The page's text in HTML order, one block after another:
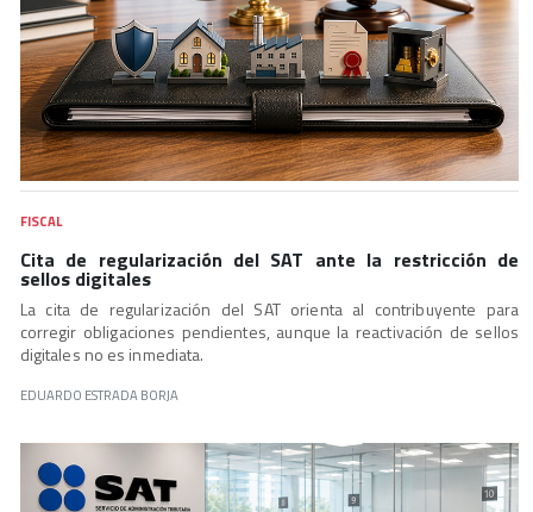
FISCAL
Cita de regularización del SAT ante la restricción de
sellos digitales
La cita de regularización del SAT orienta al contribuyente para
corregir obligaciones pendientes, aunque la reactivación de sellos
digitales no es inmediata.
EDUARDO ESTRADA BORJA